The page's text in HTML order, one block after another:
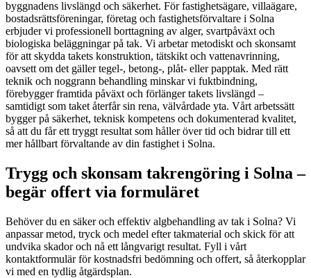
byggnadens livslängd och säkerhet. För fastighetsägare, villaägare,
bostadsrättsföreningar, företag och fastighetsförvaltare i Solna
erbjuder vi professionell borttagning av alger, svartpåväxt och
biologiska beläggningar på tak. Vi arbetar metodiskt och skonsamt
för att skydda takets konstruktion, tätskikt och vattenavrinning,
oavsett om det gäller tegel-, betong-, plåt- eller papptak. Med rätt
teknik och noggrann behandling minskar vi fuktbindning,
förebygger framtida påväxt och förlänger takets livslängd –
samtidigt som taket återfår sin rena, välvårdade yta. Vårt arbetssätt
bygger på säkerhet, teknisk kompetens och dokumenterad kvalitet,
så att du får ett tryggt resultat som håller över tid och bidrar till ett
mer hållbart förvaltande av din fastighet i Solna.
Trygg och skonsam takrengöring i Solna –
begär offert via formuläret
Behöver du en säker och effektiv algbehandling av tak i Solna? Vi
anpassar metod, tryck och medel efter takmaterial och skick för att
undvika skador och nå ett långvarigt resultat. Fyll i vårt
kontaktformulär för kostnadsfri bedömning och offert, så återkopplar
vi med en tydlig åtgärdsplan.